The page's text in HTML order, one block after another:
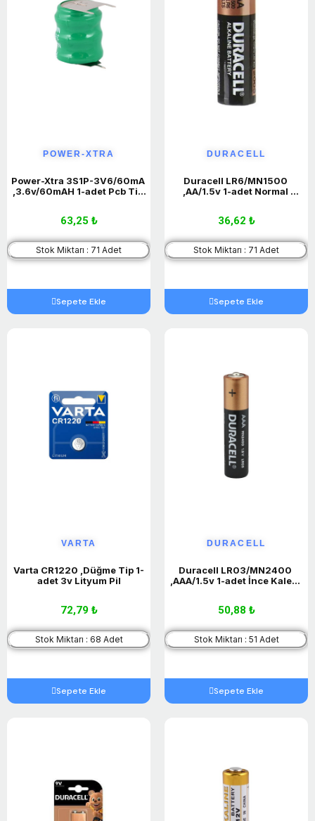
POWER-XTRA
Power-Xtra 3S1P-3V6/60mA
,3.6v/60mAH 1-adet Pcb Tip
63,25 ₺
Stok Miktarı : 71 Adet
Sepete Ekle
DURACELL
Duracell LR6/MN1500
,AA/1.5v 1-adet Normal
36,62 ₺
Stok Miktarı : 71 Adet
Sepete Ekle
VARTA
Varta CR1220 ,Düğme Tip 1-
adet 3v Lityum Pil
72,79 ₺
Stok Miktarı : 68 Adet
Sepete Ekle
DURACELL
Duracell LR03/MN2400
,AAA/1.5v 1-adet İnce Kalem
50,88 ₺
Stok Miktarı : 51 Adet
Sepete Ekle